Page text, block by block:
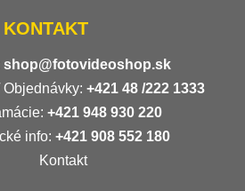
KONTAKT
shop@fotovideoshop.sk
+421 48 /222 1333
+421 948 930 220
info: +421 908 552 180
Kontakt